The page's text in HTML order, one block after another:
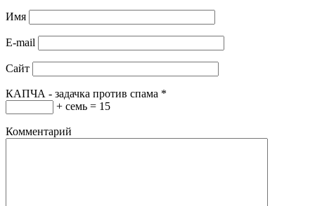
Имя
E-mail
Сайт
КАПЧА - задачка против спама *
+ семь = 15
Комментарий